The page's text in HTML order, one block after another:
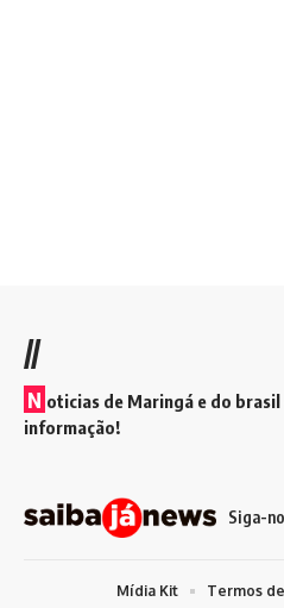
//
N oticias de Maringá e do
informação!
Siga-
Mídia Kit Termos